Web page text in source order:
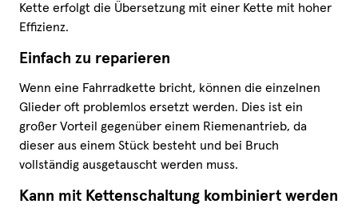
Kette erfolgt die Übersetzung mit einer Kette mit hoher
Effizienz.
Einfach zu reparieren
Wenn eine Fahrradkette bricht, können die einzelnen
Glieder oft problemlos ersetzt werden. Dies ist ein
großer Vorteil gegenüber einem Riemenantrieb, da
dieser aus einem Stück besteht und bei Bruch
vollständig ausgetauscht werden muss.
Kann mit Kettenschaltung kombiniert werden